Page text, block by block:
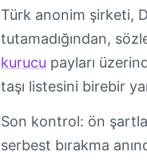
Türk anonim şirketi,
tutamadığından,
kurucu payları
taşı listesini birebir
Son kontrol: ön
serbest bırakma